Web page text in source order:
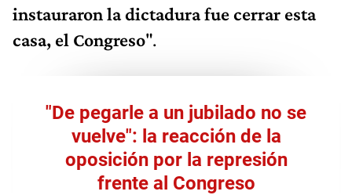
instauraron la dictadura fue cerrar esta
casa, el Congreso".
"De pegarle a un jubilado no se
vuelve": la reacción de la
oposición por la represión
frente al Congreso